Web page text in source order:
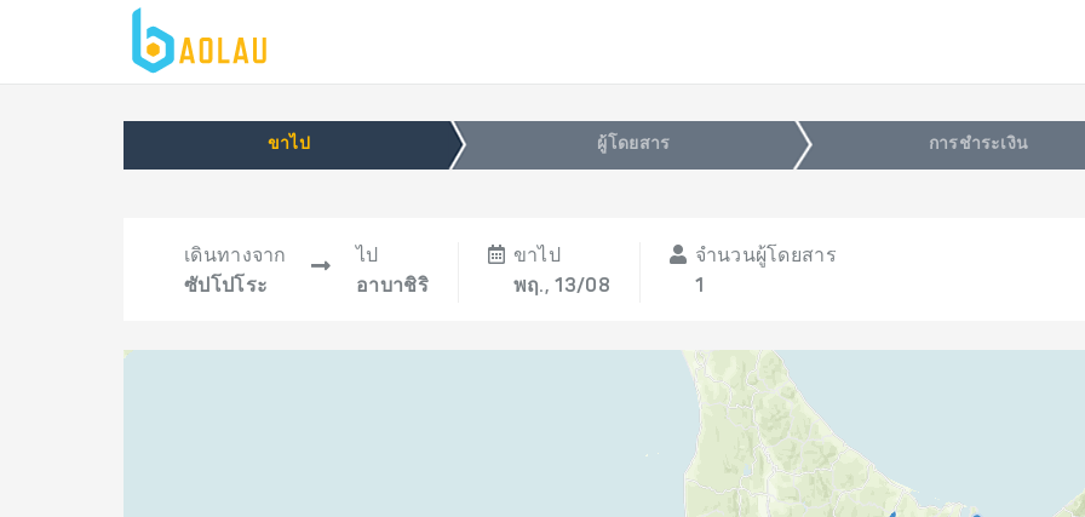
ขาไป ผู้โดยสาร การชำระเงิน
เดินทางจาก
ซัปโปโระ
ไป
อาบาชิริ
ขาไป
พฤ., 13/08
จำนวนผู้โดยสาร
1